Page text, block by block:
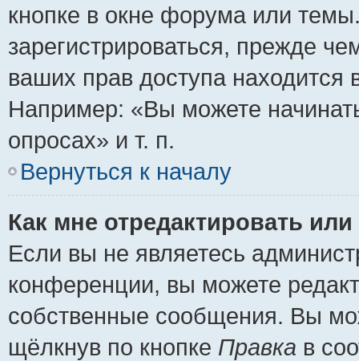
кнопке в окне форума или
зарегистрироваться, прежде
ваших прав доступа
Например: «Вы можете
опросах» и т. п.
Вернуться к началу
Как мне отредактировать
Если вы не являетесь
конференции, вы можете
собственные сообщения. Вы
щёлкнув по кнопке Правка в